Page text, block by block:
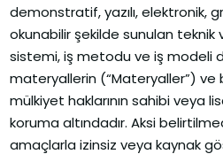
demonstratif, yazılı, elektronik,
okunabilir şekilde sunulan teknik
sistemi, iş metodu ve iş modeli
materyallerin (“Materyaller”) ve
mülkiyet haklarının sahibi veya
koruma altındadır. Aksi
amaçlarla izinsiz veya kaynak